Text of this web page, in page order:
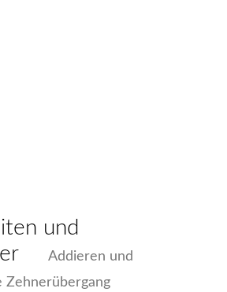
Addieren und
Zehnerübergang